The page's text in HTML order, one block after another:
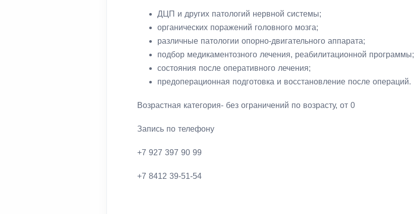
ДЦП и других патологий нервной системы;
органических поражений головного мозга;
⁠различные патологии опорно-двигательного аппарата;
подбор медикаментозного лечения, реабилитационной программы;
состояния после оперативного лечения;
предоперационная подготовка и восстановление после операций.
Возрастная категория- без ограничений по возрасту, от 0
Запись по телефону
+7 927 397 90 99
+7 8412 39-51-54